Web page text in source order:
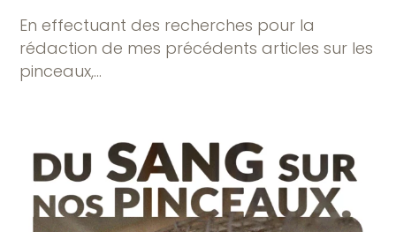
En effectuant des recherches pour la
rédaction de mes précédents articles sur les
pinceaux,…